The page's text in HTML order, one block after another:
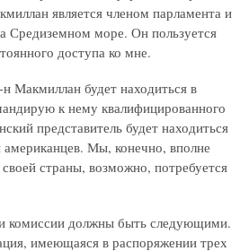
является членом парламента и
Средиземном море. Он пользуется
доступа ко мне.
Макмиллан будет находиться в
к нему квалифицированного
представитель будет находиться
Мы, конечно, вполне
страны, возможно, потребуется
комиссии должны быть следующими.
имеющаяся в распоряжении трех